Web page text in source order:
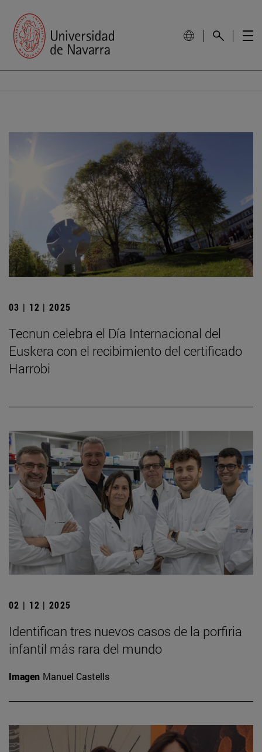
03 | 12 | 2025
Tecnun celebra el Día Internacional del
Euskera con el recibimiento del certificado
Harrobi
02 | 12 | 2025
Identifican tres nuevos casos de la porfiria
infantil más rara del mundo
Imagen Manuel Castells